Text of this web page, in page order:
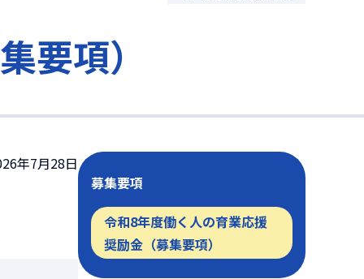
要項）
年7月28日
募集要項
令和8年度働く人の育業応援
奨励金（募集要項）